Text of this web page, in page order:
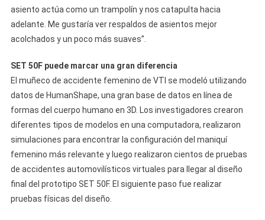
asiento actúa como un trampolín y nos catapulta hacia
adelante. Me gustaría ver respaldos de asientos mejor
acolchados y un poco más suaves”.
SET 50F puede marcar una gran diferencia
El muñeco de accidente femenino de VTI se modeló utilizando
datos de HumanShape, una gran base de datos en línea de
formas del cuerpo humano en 3D. Los investigadores crearon
diferentes tipos de modelos en una computadora, realizaron
simulaciones para encontrar la configuración del maniquí
femenino más relevante y luego realizaron cientos de pruebas
de accidentes automovilísticos virtuales para llegar al diseño
final del prototipo SET 50F. El siguiente paso fue realizar
pruebas físicas del diseño.